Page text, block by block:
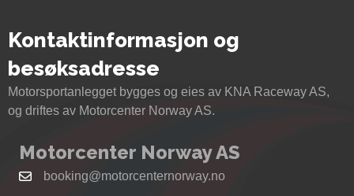
Kontaktinformasjon og
besøksadresse
Motorsportanlegget bygges og eies av KNA Raceway AS,
og driftes av Motorcenter Norway AS.
Motorcenter Norway AS
booking@motorcenternorway.no